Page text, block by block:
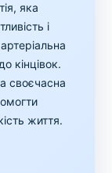
яка
і
кінцівок.
своєчасна
життя.